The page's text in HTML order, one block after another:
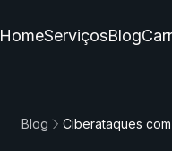
HomeServiçosBlog
Blog